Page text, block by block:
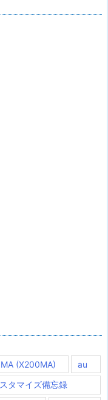
(X200MA)
au
タマイズ備忘録